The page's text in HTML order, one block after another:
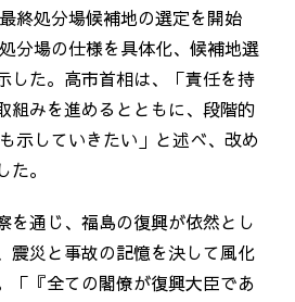
終処分場候補地の選定を開始
分場の仕様を具体化、候補地選
した。高市首相は、「責任を持
組みを進めるとともに、段階的
示していきたい」と述べ、改め
。
を通じ、福島の復興が依然とし
震災と事故の記憶を決して風化
「『全ての閣僚が復興大臣であ